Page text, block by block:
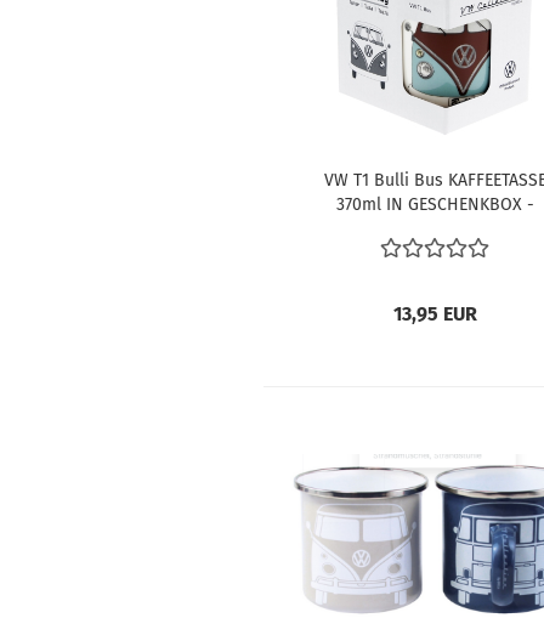
VW T1 Bulli Bus
370ml IN GESCHENKBOX -
13,95 EUR